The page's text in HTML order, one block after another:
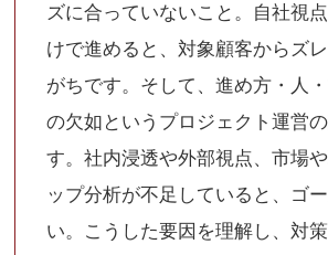
ズに合っていないこと。自社視
けで進めると、対象顧客からズ
がちです。そして、進め方・人
の欠如というプロジェクト運営
す。社内浸透や外部視点、市場
ップ分析が不足していると、ゴ
い。こうした要因を理解し、対策